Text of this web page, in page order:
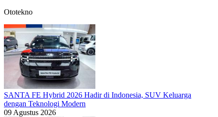
Ototekno
SANTA FE Hybrid 2026 Hadir di Indonesia, SUV Keluarga
dengan Teknologi Modern
09 Agustus 2026